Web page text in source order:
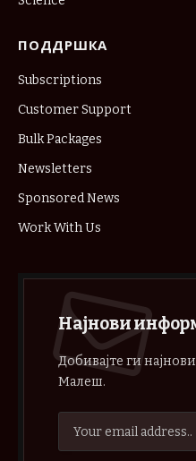
ПОДДРШКА
Subscriptions
Customer Support
Bulk Packages
Newsletters
Sponsored News
Work With Us
Најнови
Добивајте ги
Малеш.